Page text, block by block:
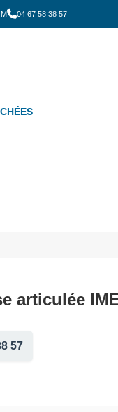
04 67 58 38 57
articulée
57